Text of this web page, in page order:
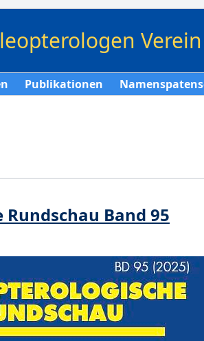
Verein
Publikationen
Band 95